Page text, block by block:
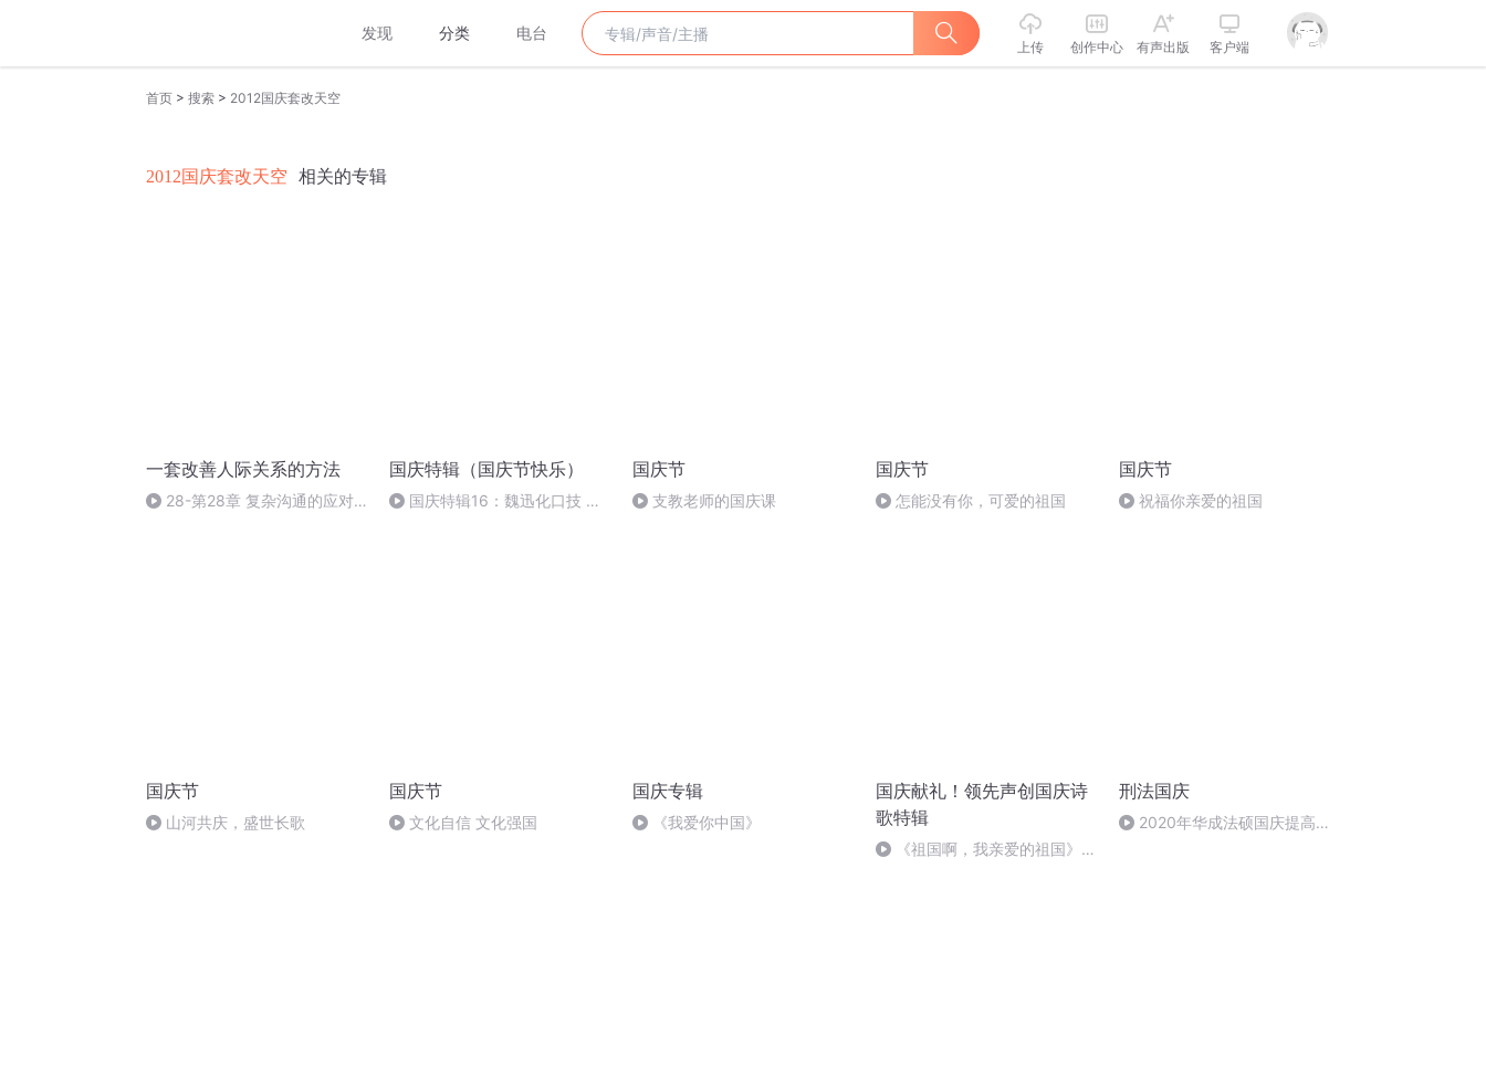
发现 分类 电台
上传 创作中心 有声出版 客户端
首页 > 搜索 > 2012国庆套改天空
2012国庆套改天空 相关的专辑
一套改善人际关系的方法
28-第28章 复杂沟通的应对
国庆特辑（国庆节快乐）
国庆特辑16：魏迅化口技 二
国庆节
支教老师的国庆课
国庆节
怎能没有你，可爱的祖国
国庆节
祝福你亲爱的祖国
国庆节
山河共庆，盛世长歌
国庆节
文化自信 文化强国
国庆专辑
《我爱你中国》
国庆献礼！领先声创国庆诗
歌特辑
《祖国啊，我亲爱的祖国》温
刑法国庆
2020年华成法硕国庆提高班